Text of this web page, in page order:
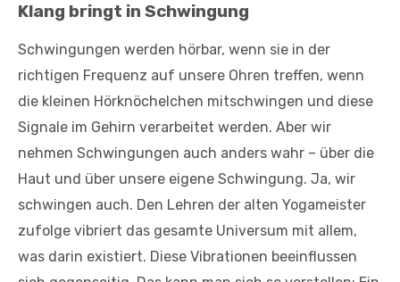
Klang bringt in Schwingung
Schwingungen werden hörbar, wenn sie in der
richtigen Frequenz auf unsere Ohren treffen, wenn
die kleinen Hörknöchelchen mitschwingen und diese
Signale im Gehirn verarbeitet werden. Aber wir
nehmen Schwingungen auch anders wahr – über die
Haut und über unsere eigene Schwingung. Ja, wir
schwingen auch. Den Lehren der alten Yogameister
zufolge vibriert das gesamte Universum mit allem,
was darin existiert. Diese Vibrationen beeinflussen